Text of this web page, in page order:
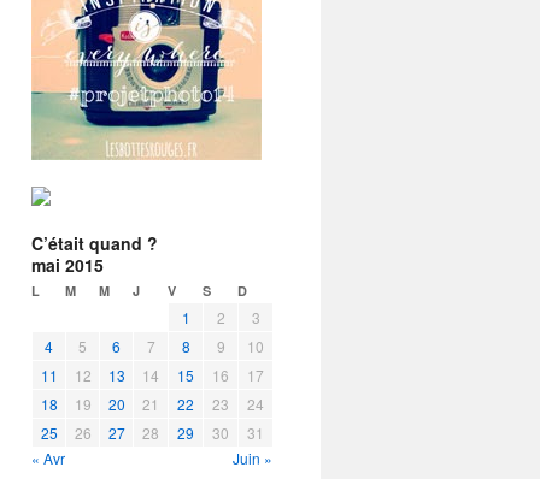
C’était quand ?
mai 2015
L M M J V S D
1 2
3
4
5 6 7 8 9
10
11
12 13 14 15 16
17
18
19 20 21 22 23
24
25
26 27 28 29 30
31
« Avr
Juin »